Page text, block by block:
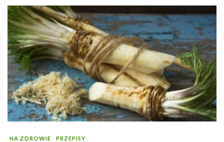
NA ZDROWIE PRZEPISY